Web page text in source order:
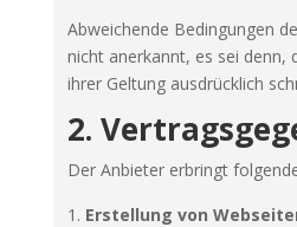
Abweichende Bedingungen
nicht anerkannt, es sei denn,
ihrer Geltung ausdrücklich
2.
Der Anbieter erbringt
Erstellung von